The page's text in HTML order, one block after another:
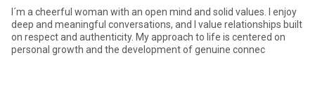
I´m a cheerful woman with an open mind and solid values. I enjoy
deep and meaningful conversations, and I value relationships built
on respect and authenticity. My approach to life is centered on
personal growth and the development of genuine connec